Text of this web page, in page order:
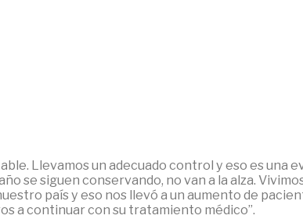
Llevamos un adecuado control y eso es una
se siguen conservando, no van a la alza.
país y eso nos llevó a un aumento de
a continuar con su tratamiento médico”.